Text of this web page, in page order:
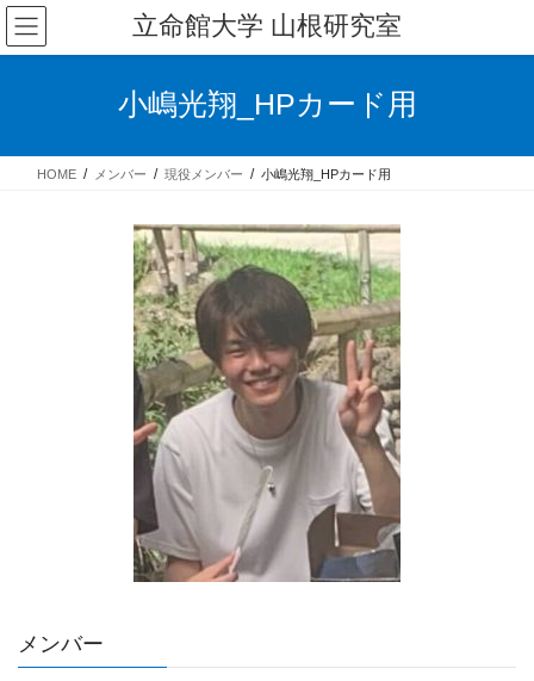
コ
ン
テ
ス
ナ
ビ
ゲ
ン
立命館大学 山根研究室
小嶋光翔_HPカード用
HOME メンバー 現役メンバー 小嶋光翔_HPカード用
メンバー